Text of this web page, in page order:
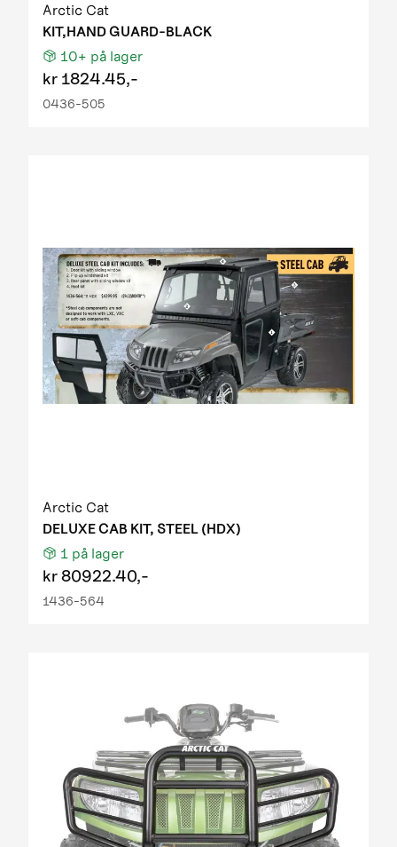
Arctic Cat
KIT,HAND GUARD-BLACK
10+ på lager
kr 1824.45,-
0436-505
Arctic Cat
DELUXE CAB KIT, STEEL (HDX)
1 på lager
kr80922.40,-
1436-564